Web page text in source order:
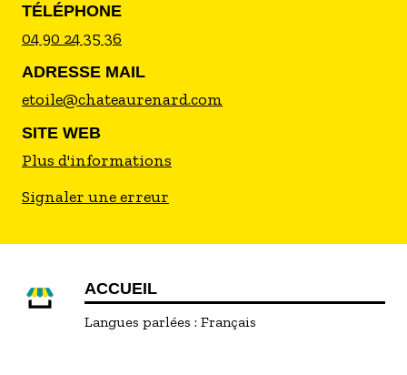
TÉLÉPHONE
04 90 24 35 36
ADRESSE MAIL
etoile@chateaurenard.com
SITE WEB
Plus d'informations
Signaler une erreur
ACCUEIL
Langues parlées : Français